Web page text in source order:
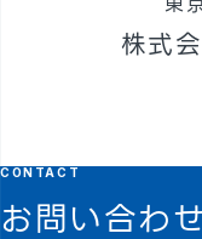
株式
CONTACT
お問い合わせ